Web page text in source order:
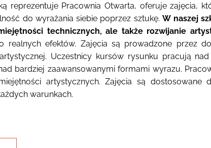
reprezentuje Pracownia Otwarta, oferuje zajęcia,
do wyrażania siebie poprzez sztukę. W naszej
technicznych, ale także rozwijanie
realnych efektów. Zajęcia są prowadzone przez
Uczestnicy kursów rysunku pracują
bardziej zaawansowanymi formami wyrazu.
artystycznych. Zajęcia są dostosowane
warunkach.